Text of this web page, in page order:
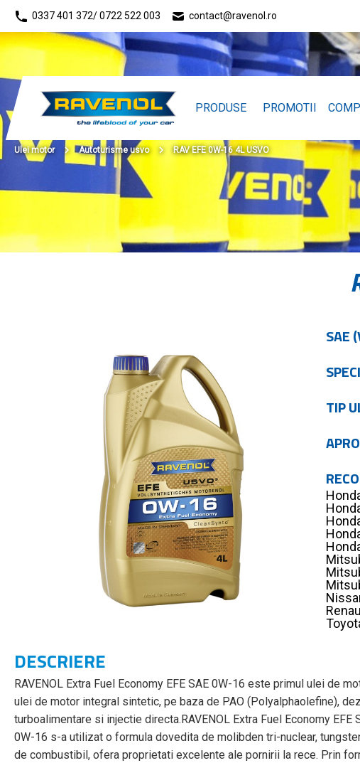
0337 401 372/ 0722 522 003 contact@ravenol.ro
PRODUSE PROMOTII
Ulei motor Autoturisme usvo RAV EFE 0W-16 4L USVO
SAE
TIP
DESCRIERE
RAVENOL Extra Fuel Economy EFE SAE 0W-16 este primul ulei de
ulei de motor integral sintetic, pe baza de PAO (Polyalphaolefine),
turboalimentare si injectie directa.RAVENOL Extra Fuel Economy
0W-16 s-a utilizat o formula dovedita de molibden tri-nuclear,
de combustibil, ofera proprietati excelente ale pornirii la rece. Prin